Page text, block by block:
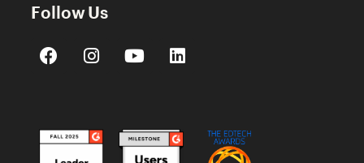
Follow Us